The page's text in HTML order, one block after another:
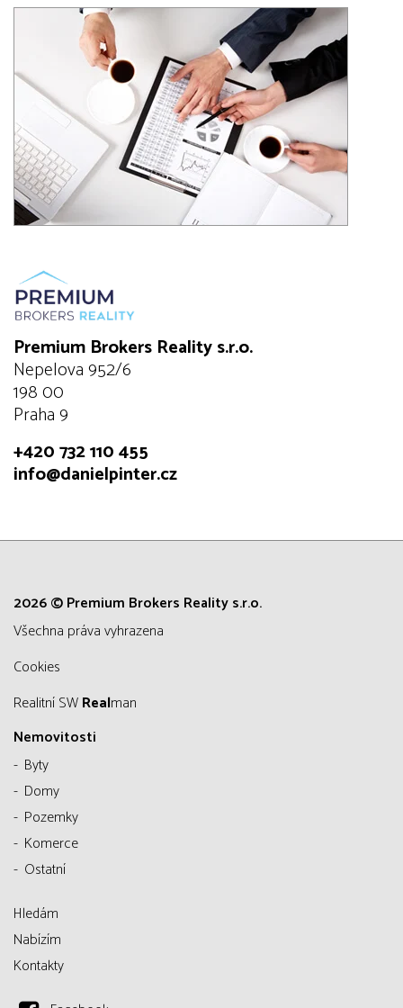
Premium Brokers Reality s.r.o.
Nepelova 952/6
198 00
Praha 9
+420 732 110 455
info@danielpinter.cz
2026 © Premium Brokers Reality s.r.o.
všechna práva vyhrazena
Cookies
Realitní SWRealman
Nemovitosti
Byty
Domy
Pozemky
Komerce
Ostatní
Hledám
Nabízím
Kontakty